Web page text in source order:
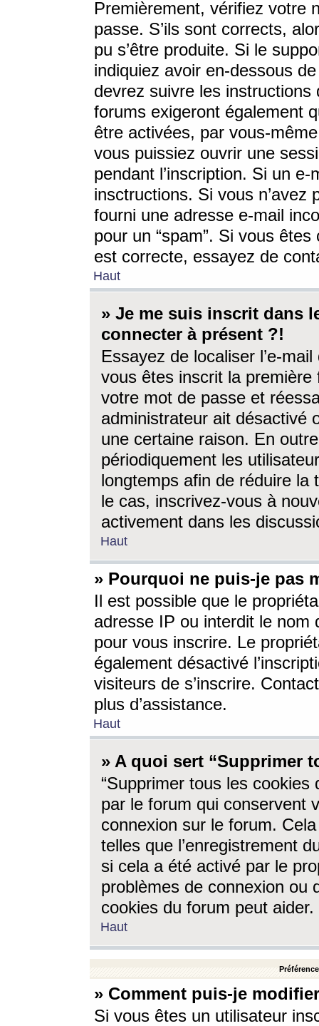
Premièrement, vérifiez votre
passe. S’ils sont corrects,
pu s’être produite. Si le
indiquiez avoir en-dessous
devrez suivre les
forums exigeront également
être activées, par vous-
vous puissiez ouvrir une
pendant l’inscription. Si un
insctructions. Si vous n’avez
fourni une adresse e-mail
pour un “spam”. Si vous
est correcte, essayez de
Haut
» Je me suis inscrit dans
connecter à présent ?!
Essayez de localiser l’e-
vous êtes inscrit la première
votre mot de passe et
administrateur ait désactivé
une certaine raison. En
périodiquement les
longtemps afin de réduire la
le cas, inscrivez-vous à
activement dans les
Haut
» Pourquoi ne puis-je pas
Il est possible que le
adresse IP ou interdit le nom
pour vous inscrire. Le
également désactivé
visiteurs de s’inscrire.
plus d’assistance.
Haut
» A quoi sert “Supprimer
“Supprimer tous les cookies
par le forum qui conservent
connexion sur le forum.
telles que l’enregistrement
si cela a été activé par le
problèmes de connexion ou
cookies du forum peut aider.
Haut
» Comment puis-je
Si vous êtes un utilisateur